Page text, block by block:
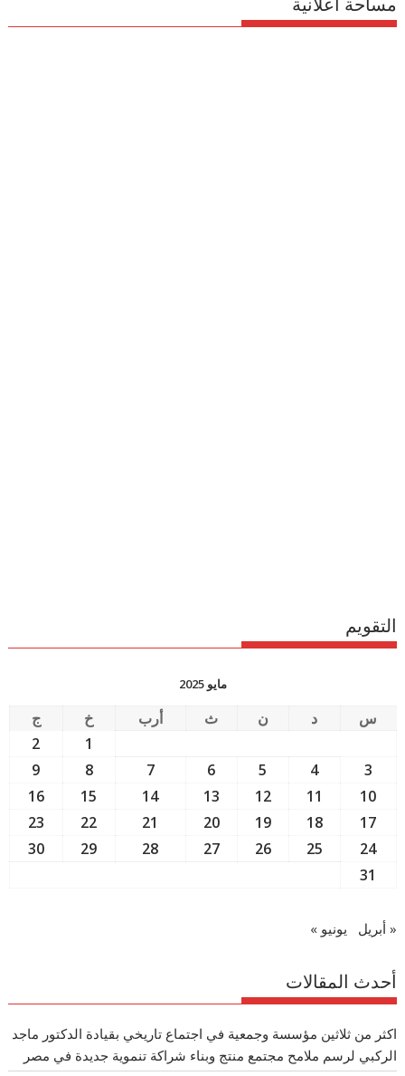
التقويم
مايو 2025
س د ن ث أرب خ
ج
1
2
3
4
5
6
7
8
9
10
11
12
13
14
15
16
17
18
19
20
21
22
23
24
25
26
27
28
29
30
31
« أبريل يونيو »
أحدث المقالات
اكثر من ثلاثين مؤسسة وجمعية في اجتماع تاريخي بقيادة الدكتور ماجد
الركبي لرسم ملامح مجتمع منتج وبناء شراكة تنموية جديدة في مصر